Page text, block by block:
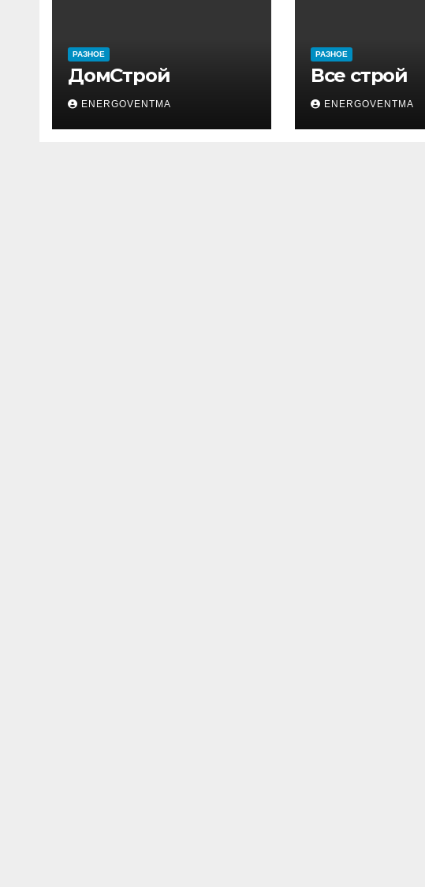
РАЗНОЕ
ДомСтрой
ENERGOVENTMA
РАЗНОЕ
Все строй
ENERGOVENTMA